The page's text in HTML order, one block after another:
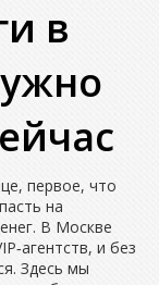
в
первое, что
на
В Москве
и без
Здесь мы